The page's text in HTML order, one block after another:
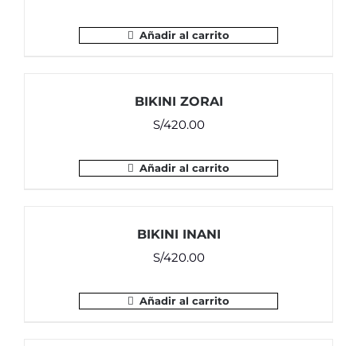
Añadir al carrito
BIKINI ZORAI
S/420.00
Añadir al carrito
BIKINI INANI
S/420.00
Añadir al carrito